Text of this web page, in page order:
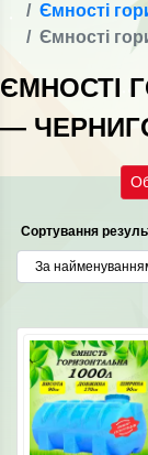
Ємності
Ємності
ЄМНОСТІ
—
Сортування